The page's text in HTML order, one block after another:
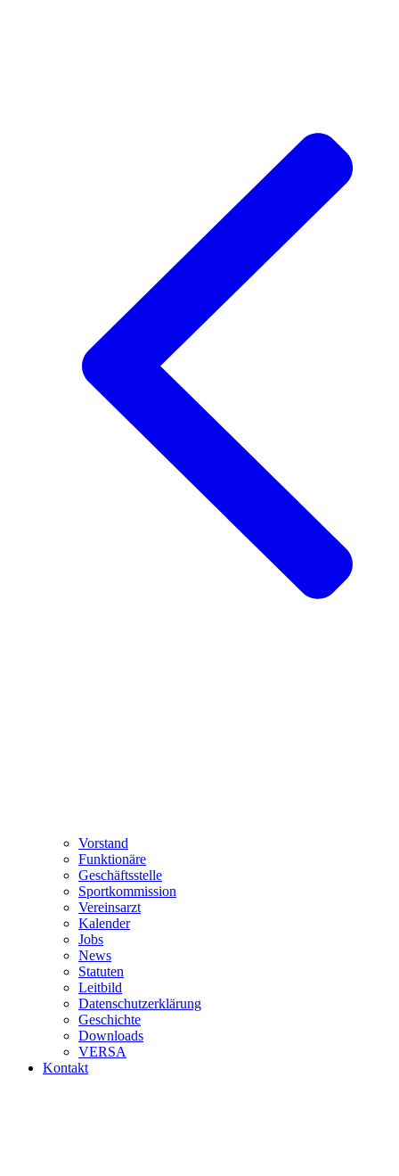
Vorstand
Funktionäre
Geschäftsstelle
Sportkommission
Vereinsarzt
Kalender
Jobs
News
Statuten
Leitbild
Datenschutzerklärung
Geschichte
Downloads
VERSA
Kontakt